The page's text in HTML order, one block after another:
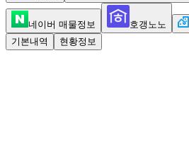
네이버 매물정보 호갱노노
기본내역
현황정보